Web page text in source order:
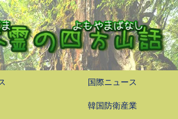
国際ニュース
韓国防衛産業